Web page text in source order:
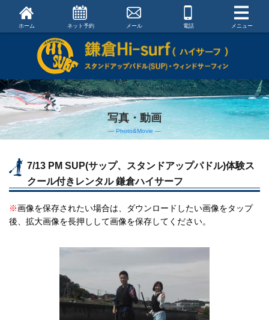
ホーム ネット予約 メール 電話 メニュー
写真・動画
― Photo&Movie ―
7/13 PM SUP(サップ、スタンドアップパドル)体験ス
クール付きレンタル 鎌倉ハイサーフ
※画像を保存されたい場合は、ダウンロードしたい画像をタップ
後、拡大画像を長押しして画像を保存してください。